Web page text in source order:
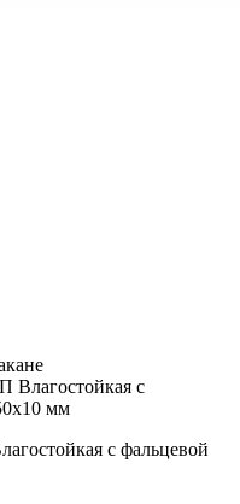
Влагостойкая с
мм